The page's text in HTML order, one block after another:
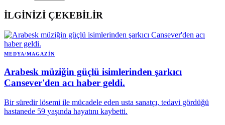
İLGİNİZİ ÇEKEBİLİR
MEDYA/MAGAZIN
Arabesk müziğin güçlü isimlerinden şarkıcı
Cansever'den acı haber geldi.
Bir süredir lösemi ile mücadele eden usta sanatçı, tedavi gördüğü
hastanede 59 yaşında hayatını kaybetti.